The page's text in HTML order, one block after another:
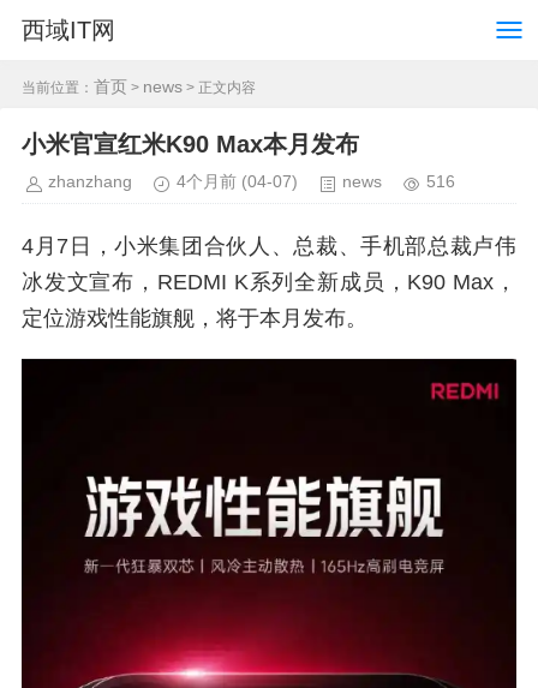
西域IT网
当前位置： 首页 > news > 正文内容
小米官宣红米K90 Max本月发布
zhanzhang 4个月前 (04-07) news 516
4月7日，小米集团合伙人、总裁、手机部总裁卢伟
冰发文宣布，REDMI K系列全新成员，K90 Max，
定位游戏性能旗舰，将于本月发布。